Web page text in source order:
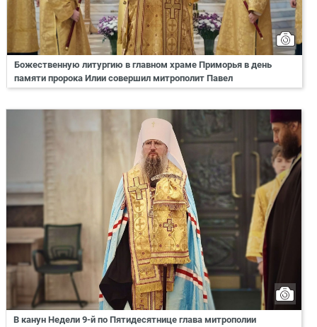
Божественную литургию в главном храме Приморья в день
памяти пророка Илии совершил митрополит Павел
В канун Недели 9-й по Пятидесятнице глава митрополии